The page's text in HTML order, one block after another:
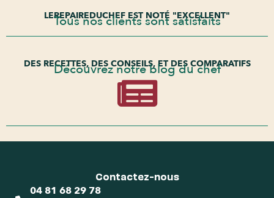
LEREPAIREDUCHEF EST NOTÉ "EXCELLENT"
Tous nos clients sont satisfaits
DES RECETTES, DES CONSEILS, ET DES COMPARATIFS
Découvrez notre blog du chef
Contactez-nous
04 81 68 29 78